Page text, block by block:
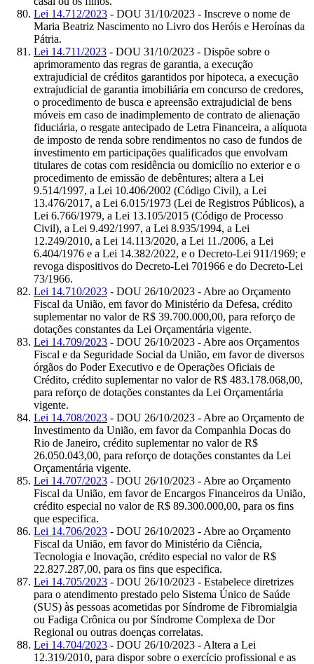
Lei 14.712/2023 - DOU 31/10/2023 - Inscreve o nome de
Maria Beatriz Nascimento no Livro dos Heróis e Heroínas da
Pátria.
Lei 14.711/2023 - DOU 31/10/2023 - Dispõe sobre o
aprimoramento das regras de garantia, a execução
extrajudicial de créditos garantidos por hipoteca, a execução
extrajudicial de garantia imobiliária em concurso de credores,
o procedimento de busca e apreensão extrajudicial de bens
móveis em caso de inadimplemento de contrato de alienação
fiduciária, o resgate antecipado de Letra Financeira, a alíquota
de imposto de renda sobre rendimentos no caso de fundos de
investimento em participações qualificados que envolvam
titulares de cotas com residência ou domicílio no exterior e o
procedimento de emissão de debêntures; altera a Lei
9.514/1997, a Lei 10.406/2002 (Código Civil), a Lei
13.476/2017, a Lei 6.015/1973 (Lei de Registros Públicos), a
Lei 6.766/1979, a Lei 13.105/2015 (Código de Processo
Civil), a Lei 9.492/1997, a Lei 8.935/1994, a Lei
12.249/2010, a Lei 14.113/2020, a Lei 11./2006, a Lei
6.404/1976 e a Lei 14.382/2022, e o Decreto-Lei 911/1969; e
revoga dispositivos do Decreto-Lei 701966 e do Decreto-Lei
73/1966.
Lei 14.710/2023 - DOU 26/10/2023 - Abre ao Orçamento
Fiscal da União, em favor do Ministério da Defesa, crédito
suplementar no valor de R$ 39.700.000,00, para reforço de
dotações constantes da Lei Orçamentária vigente.
Lei 14.709/2023 - DOU 26/10/2023 - Abre aos Orçamentos
Fiscal e da Seguridade Social da União, em favor de diversos
órgãos do Poder Executivo e de Operações Oficiais de
Crédito, crédito suplementar no valor de R$ 483.178.068,00,
para reforço de dotações constantes da Lei Orçamentária
vigente.
Lei 14.708/2023 - DOU 26/10/2023 - Abre ao Orçamento de
Investimento da União, em favor da Companhia Docas do
Rio de Janeiro, crédito suplementar no valor de R$
26.050.043,00, para reforço de dotações constantes da Lei
Orçamentária vigente.
Lei 14.707/2023 - DOU 26/10/2023 - Abre ao Orçamento
Fiscal da União, em favor de Encargos Financeiros da União,
crédito especial no valor de R$ 89.300.000,00, para os fins
que especifica.
Lei 14.706/2023 - DOU 26/10/2023 - Abre ao Orçamento
Fiscal da União, em favor do Ministério da Ciência,
Tecnologia e Inovação, crédito especial no valor de R$
22.827.287,00, para os fins que especifica.
Lei 14.705/2023 - DOU 26/10/2023 - Estabelece diretrizes
para o atendimento prestado pelo Sistema Único de Saúde
(SUS) às pessoas acometidas por Síndrome de Fibromialgia
ou Fadiga Crônica ou por Síndrome Complexa de Dor
Regional ou outras doenças correlatas.
Lei 14.704/2023 - DOU 26/10/2023 - Altera a Lei
12.319/2010, para dispor sobre o exercício profissional e as